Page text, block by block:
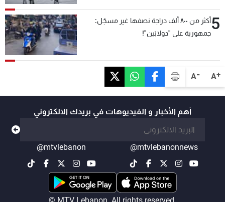
A+
A-
5
أكثر من ٨٠٠ ألف دراجة نصفها غير مسجّل:
جمهورية على "دولابَين"!
أهم الأخبار و الفيديوهات في بريدك الالكتروني
@mtvlebanonnews
@mtvlebanon